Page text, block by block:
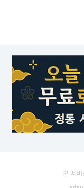
본 서